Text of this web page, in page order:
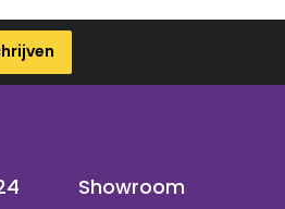
Showroom